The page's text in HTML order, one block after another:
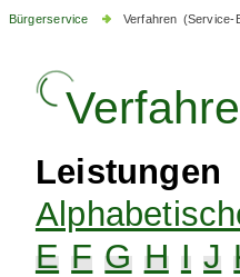
Bürgerservice Verfahren (Service-
Leistungen
E F G H I J